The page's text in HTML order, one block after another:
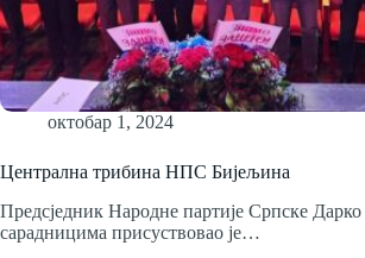
октобар 1, 2024
Централна трибина НПС Бијељина
Предсједник Народне партије Српске
сарадницима присуствовао је…